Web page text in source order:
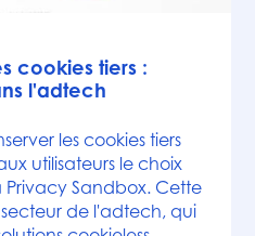
cookies tiers :
l'adtech
les cookies tiers
utilisateurs le choix
Sandbox. Cette
de l'adtech, qui